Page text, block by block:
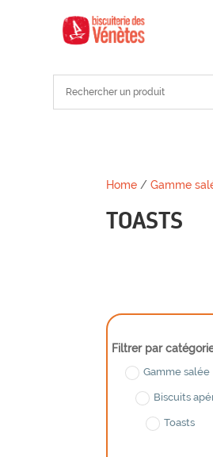
Home /Gamme
TOASTS
Filtrer par
Gamme salée
Biscuits
Toasts